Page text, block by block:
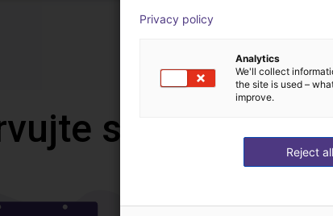
si bezplatný
Privacy policy
Analytics
We'll collect
the site is used –
improve.
Reject all